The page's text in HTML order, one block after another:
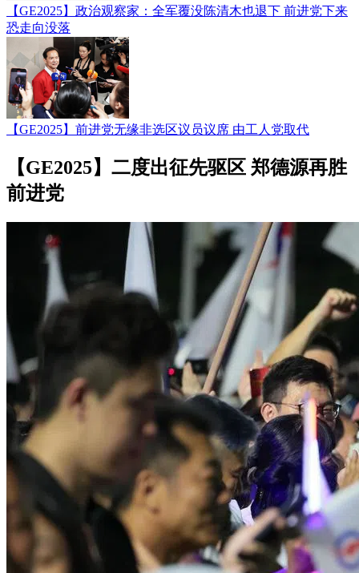
【GE2025】政治观察家：全军覆没陈清木也退下 前进党下来
恐走向没落
【GE2025】前进党无缘非选区议员议席 由工人党取代
【GE2025】二度出征先驱区 郑德源再胜
前进党